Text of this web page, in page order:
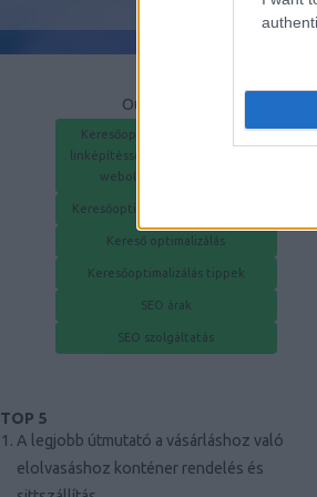
Our Partners
Keresőoptimalizálás prémium
linképítéssel – Hogyan növelheti
weboldalad forgalmát?
Keresőoptimalizálás és SEO Árak
Kereső optimalizálás
Keresőoptimalizálás tippek
SEO árak
SEO szolgáltatás
TOP 5
A legjobb útmutató a vásárláshoz való
elolvasáshoz konténer rendelés és